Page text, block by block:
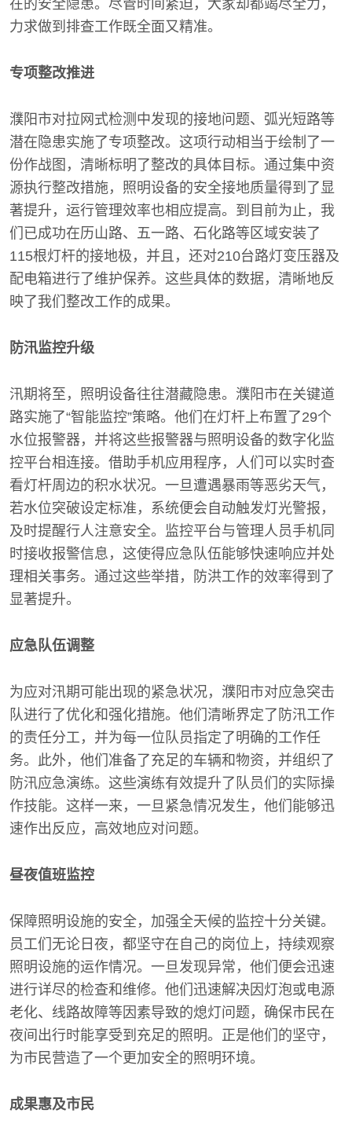
在的安全隐患。尽管时间紧迫，大家却都竭尽全力，
力求做到排查工作既全面又精准。
专项整改推进
濮阳市对拉网式检测中发现的接地问题、弧光短路等
潜在隐患实施了专项整改。这项行动相当于绘制了一
份作战图，清晰标明了整改的具体目标。通过集中资
源执行整改措施，照明设备的安全接地质量得到了显
著提升，运行管理效率也相应提高。到目前为止，我
们已成功在历山路、五一路、石化路等区域安装了
115根灯杆的接地极，并且，还对210台路灯变压器及
配电箱进行了维护保养。这些具体的数据，清晰地反
映了我们整改工作的成果。
防汛监控升级
汛期将至，照明设备往往潜藏隐患。濮阳市在关键道
路实施了“智能监控”策略。他们在灯杆上布置了29个
水位报警器，并将这些报警器与照明设备的数字化监
控平台相连接。借助手机应用程序，人们可以实时查
看灯杆周边的积水状况。一旦遭遇暴雨等恶劣天气，
若水位突破设定标准，系统便会自动触发灯光警报，
及时提醒行人注意安全。监控平台与管理人员手机同
时接收报警信息，这使得应急队伍能够快速响应并处
理相关事务。通过这些举措，防洪工作的效率得到了
显著提升。
应急队伍调整
为应对汛期可能出现的紧急状况，濮阳市对应急突击
队进行了优化和强化措施。他们清晰界定了防汛工作
的责任分工，并为每一位队员指定了明确的工作任
务。此外，他们准备了充足的车辆和物资，并组织了
防汛应急演练。这些演练有效提升了队员们的实际操
作技能。这样一来，一旦紧急情况发生，他们能够迅
速作出反应，高效地应对问题。
昼夜值班监控
保障照明设施的安全，加强全天候的监控十分关键。
员工们无论日夜，都坚守在自己的岗位上，持续观察
照明设施的运作情况。一旦发现异常，他们便会迅速
进行详尽的检查和维修。他们迅速解决因灯泡或电源
老化、线路故障等因素导致的熄灯问题，确保市民在
夜间出行时能享受到充足的照明。正是他们的坚守，
为市民营造了一个更加安全的照明环境。
成果惠及市民